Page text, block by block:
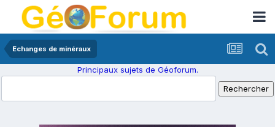
Echanges de minéraux
Principaux sujets de Géoforum.